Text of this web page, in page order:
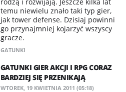
temu niewielu znało taki typ gier,
jak tower defense. Dzisiaj powinni
go przynajmniej kojarzyć wszyscy
gracze.
GATUNKI
GATUNKI GIER AKCJI I RPG CORAZ
BARDZIEJ SIĘ PRZENIKAJĄ
WTOREK, 19 KWIETNIA 2011 (05:18)